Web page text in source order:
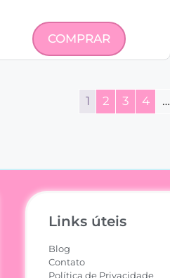
COMPRAR
1 2 3 4 …
Links úteis
Blog
Contato
Política de Privacidade